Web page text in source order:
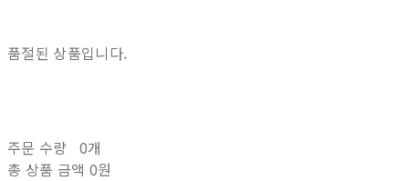
품절된 상품입니다.
주문 수량
0개
총 상품 금액 0원